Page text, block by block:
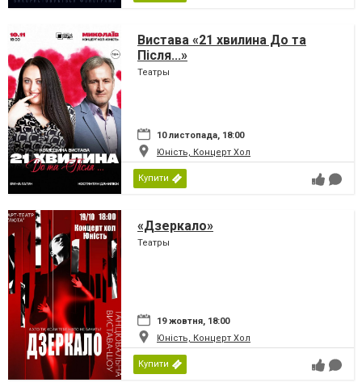
Вистава «21 хвилина До та
Після...»
Театры
10 листопада, 18:00
Юність, Концерт Хол
Купити
«Дзеркало»
Театры
19 жовтня, 18:00
Юність, Концерт Хол
Купити